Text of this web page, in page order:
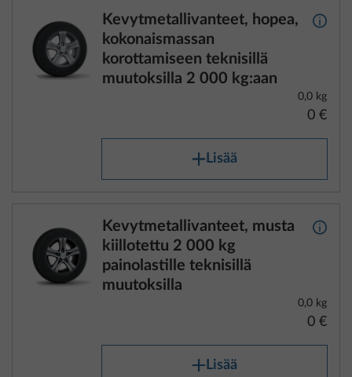
Kevytmetallivanteet, hopea,
kokonaismassan
korottamiseen teknisillä
muutoksilla 2 000 kg:aan
0,0 kg
0 €
Lisää
Kevytmetallivanteet, musta
kiillotettu 2 000 kg
painolastille teknisillä
muutoksilla
0,0 kg
0 €
Lisää